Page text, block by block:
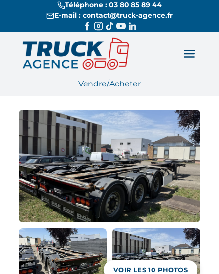
Téléphone : 03 80 85 89 44
E-mail : contact@truck-agence.fr
Vendre/Acheter
VOIR LES10 PHOTOS